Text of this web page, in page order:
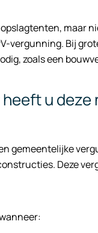
maar
vergunning. Bij
zoals een
u
gemeentelijke
Deze